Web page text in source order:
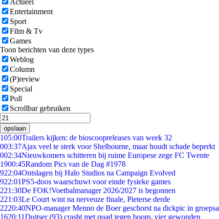
Actueel
Entertainment
Sport
Film & Tv
Games
Toon berichten van deze types
Weblog
Column
(P)review
Special
Poll
Scrollbar gebruiken
opslaan
105:00Trailers kijken: de bioscoopreleases van week 32
003:37Ajax veel te sterk voor Shelbourne, maar houdt schade beperkt
002:34Nieuwkomers schitteren bij ruime Europese zege FC Twente
1900:45Random Pics van de Dag #1978
922:04Ontslagen bij Halo Studios na Campaign Evolved
922:01PS5-doos waarschuwt voor einde fysieke games
221:30De FOK!Voetbalmanager 2026/2027 is begonnen
221:03Le Court wint na nerveuze finale, Pieterse derde
2220:40NPO-manager Menno de Boer geschorst na dickpic in
1620:11Duitser (93) crasht met quad tegen boom, vier gewonden